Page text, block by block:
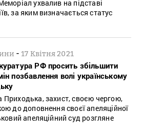
ухвалив на підставі
за яким визначається статус
-17 Квітня 2021
РФ просить збільшити
позбавлення волі українському
Приходька, захист, своєю чергою,
до доповнення своєї апеляційної
апеляційний суд розгляне